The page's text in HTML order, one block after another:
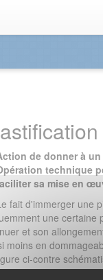
de donner à
technique
sa mise en
fait d'immerger une
une certaine
et son
moins en
ci-contre